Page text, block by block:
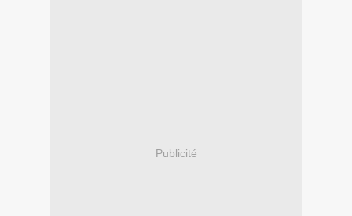
Publicité